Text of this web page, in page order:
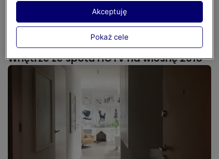
zdjęciami oraz szczegółami aranżacji
pomieszczeń. Może któryś z pomysłów
wykorzystacie w swoim mieszkaniu...? :)
Wnętrze ze spotu HGTV na wiosnę 2018
Pokaż cele
Akceptuję